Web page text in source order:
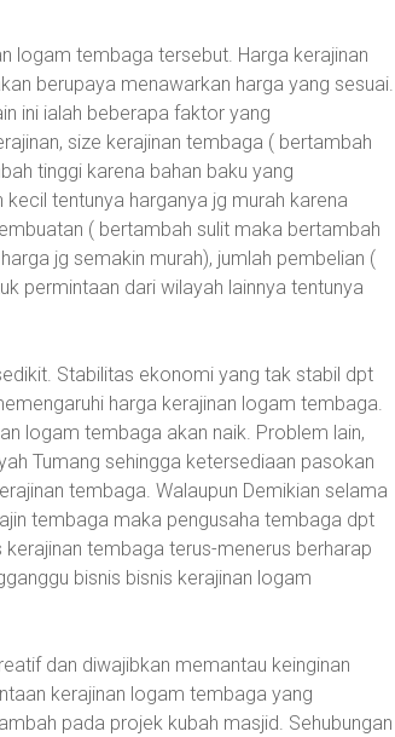
logam tembaga tersebut. Harga kerajinan
berupaya menawarkan harga yang sesuai.
ini ialah beberapa faktor yang
size kerajinan tembaga ( bertambah
tinggi karena bahan baku yang
tentunya harganya jg murah karena
( bertambah sulit maka bertambah
jg semakin murah), jumlah pembelian (
permintaan dari wilayah lainnya tentunya
Stabilitas ekonomi yang tak stabil dpt
harga kerajinan logam tembaga.
logam tembaga akan naik. Problem lain,
Tumang sehingga ketersediaan pasokan
tembaga. Walaupun Demikian selama
tembaga maka pengusaha tembaga dpt
tembaga terus-menerus berharap
bisnis bisnis kerajinan logam
dan diwajibkan memantau keinginan
kerajinan logam tembaga yang
pada projek kubah masjid. Sehubungan